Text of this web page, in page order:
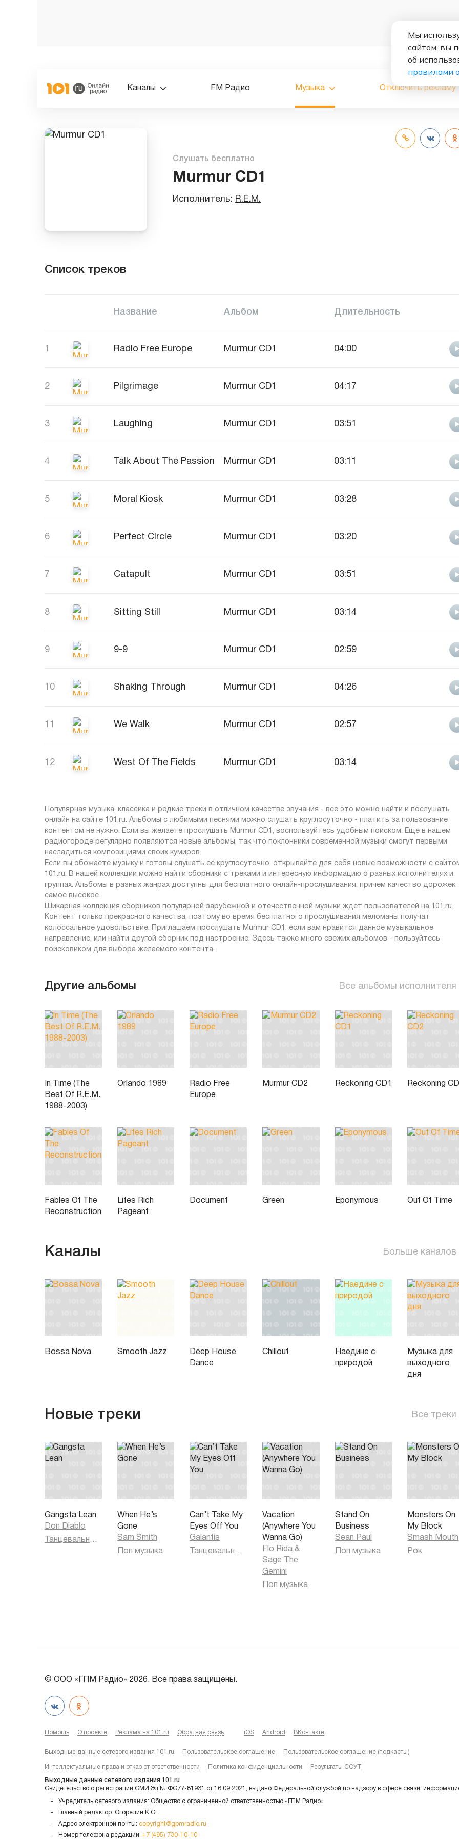
Каналы FM Радио Музыка Отключить рекламу
Слушать бесплатно
Murmur CD1
Исполнитель: R.E.M.
Список треков
Название Альбом Длительность
1 Radio Free Europe Murmur CD1 04:00
2 Pilgrimage Murmur CD1 04:17
3 Laughing Murmur CD1 03:51
4 Talk About The Passion Murmur CD1 03:11
5 Moral Kiosk Murmur CD1 03:28
6 Perfect Circle Murmur CD1 03:20
7 Catapult Murmur CD1 03:51
8 Sitting Still Murmur CD1 03:14
9 9-9 Murmur CD1 02:59
10 Shaking Through Murmur CD1 04:26
11 We Walk Murmur CD1 02:57
12 West Of The Fields Murmur CD1 03:14
Популярная музыка, классика и редкие треки в отличном качестве звучания - все это можно найти и послушать
онлайн на сайте 101.ru. Альбомы с любимыми песнями можно слушать круглосуточно - платить за пользование
контентом не нужно. Если вы желаете прослушать Murmur CD1, воспользуйтесь удобным поиском. Еще в нашем
радиогороде регулярно появляются новые альбомы, так что поклонники современной музыки смогут первыми
насладиться композициями своих кумиров.
Если вы обожаете музыку и готовы слушать ее круглосуточно, открывайте для себя новые возможности с
101.ru. В нашей коллекции можно найти сборники с треками и интересную информацию о разных исполнителях и
группах. Альбомы в разных жанрах доступны для бесплатного онлайн-прослушивания, причем качество дорожек
самое высокое.
Шикарная коллекция сборников популярной зарубежной и отечественной музыки ждет пользователей на 101.ru.
Контент только прекрасного качества, поэтому во время бесплатного прослушивания меломаны получат
колоссальное удовольствие. Приглашаем прослушать Murmur CD1, если вам нравится данное музыкальное
направление, или найти другой сборник под настроение. Здесь также много свежих альбомов - пользуйтесь
поисковиком для выбора желаемого контента.
Другие альбомы Все альбомы исполнителя
In Time (The
Best Of R.E.M.
1988-2003)
Orlando 1989
Radio Free
Europe
Murmur CD2 Reckoning CD1 Reckoning
Fables Of The
Reconstruction
Lifes Rich
Pageant
Document Green Eponymous Out Of Time
Каналы Больше каналов
Bossa Nova Smooth Jazz
Deep House
Dance
Chillout
Наедине с
природой
Музыка для
выходного
дня
Новые треки Все треки
Gangsta Lean
Don Diablo
Танцевальная музыка
When He’s
Gone
Sam Smith
Поп музыка
Can’t Take My
Eyes Off You
Galantis
Танцевальная музыка
Vacation
(Anywhere You
Wanna Go)
Flo Rida &
Sage The
Gemini
Поп музыка
Stand On
Business
Sean Paul
Поп музыка
Monsters On
My Block
Smash Mouth
Рок
© ООО «ГПМ Радио» 2026. Все права защищены.
Помощь О проекте Реклама на 101.ru Обратная связь iOS Android ВКонтакте
Выходные данные сетевого издания 101.ru Пользовательское соглашение Пользовательское соглашение (подкасты)
Интеллектуальные права и отказ от ответственности Политика конфиденциальности Результаты СОУТ
Выходные данные сетевого издания 101.ru
Свидетельство о регистрации СМИ Эл № ФС77-81931 от 16.09.2021, выдано Федеральной службой по надзору в сфере связи,
Учредитель сетевого издания: Общество с ограниченной ответственностью «ГПМ Радио»
Главный редактор: Огорелин К.С.
Адрес электронной почты: copyright@gpmradio.ru
Номер телефона редакции: +7 (495) 730-10-10
Мы
сайтом, вы
об
правилами